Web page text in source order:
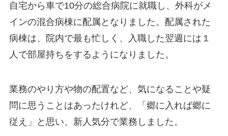
自宅から車で10分の総合病院に就職し、外科がメ
インの混合病棟に配属となりました。配属された
病棟は、院内で最も忙しく、入職した翌週には１
人で部屋持ちをするようになりました。
業務のやり方や物の配置など、気になることや疑
問に思うことはあったけれど、「郷に入れば郷に
従え」と思い、新人気分で業務しました。